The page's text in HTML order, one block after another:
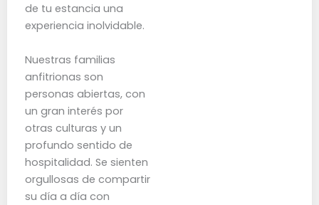
de tu estancia una
experiencia inolvidable.
Nuestras familias
anfitrionas son
personas abiertas, con
un gran interés por
otras culturas y un
profundo sentido de
hospitalidad. Se sienten
orgullosas de compartir
su día a día con